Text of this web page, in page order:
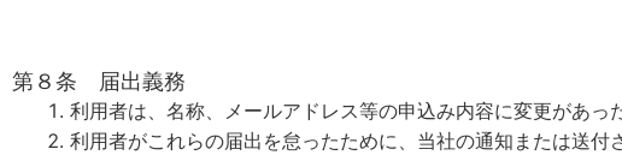
第８条 届出義務
利用者は、名称、メールアドレス等の申込み内容に変更があっ
利用者がこれらの届出を怠ったために、当社の通知または送